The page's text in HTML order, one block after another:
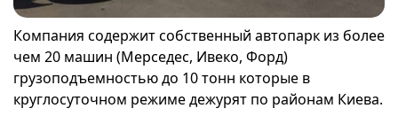
Компания содержит собственный автопарк из более
чем 20 машин (Мерседес, Ивеко, Форд)
грузоподъемностью до 10 тонн которые в
круглосуточном режиме дежурят по районам Киева.